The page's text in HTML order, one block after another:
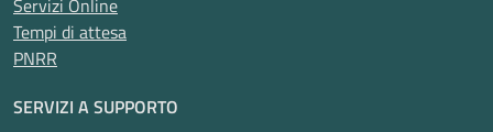
Servizi Online
Tempi di attesa
PNRR
SERVIZI A SUPPORTO